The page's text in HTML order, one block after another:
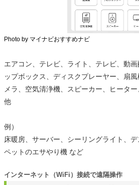
Photo by マイナビおすすめナビ
エアコン、テレビ、ライト、テレビ、動
ップボックス、ディスクプレーヤー、扇
メラ、空気清浄機、スピーカー、ヒータ
他
例）
床暖房、サーバー、シーリングライト、デ
ペットのエサやり機 など
インターネット（WiFi）接続で遠隔操作